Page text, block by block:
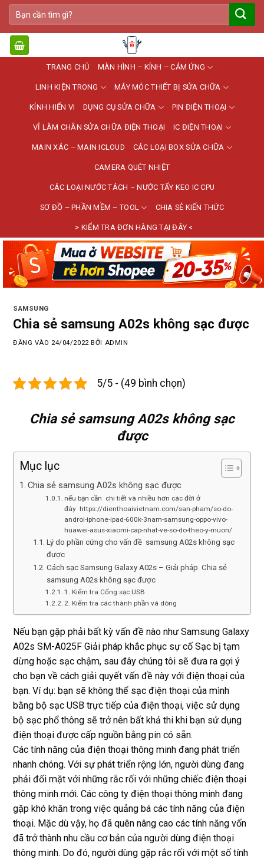
Bỏ
qua
nội
dung
Tìm
kiếm:
TRANG CHỦ MÀN HÌNH – KÍNH – CẢM ỨNG
LINH KIỆN TRONG MÁY MÓC THIẾT BỊ SỬA CHỮA
KÍNH HIỂN VI DỤNG CỤ SỬA CHỮA PIN ĐIỆN THOẠI
VỈ LÀM CHÂN SỬA CHỮA ĐIỆN THOẠI IC ĐIỆN THOẠI
MAIN XÁC – MAIN ICLOUD CÁC LOẠI BOX SỬA CHỮA
CAMERA QUÉT NHIỆT
CÁC LOẠI NƯỚC TÁCH – NƯỚC TẨY KEO IC CPU
SƠ ĐỒ – PHẦN MỀM – TOOL CHIA SẺ KIẾN THỨC
> KIỂM TRA ĐƠN HÀNG TẠI ĐÂY <
SAMSUNG
Chia sẻ samsung A02s không sạc được
ĐĂNG VÀO 24/04/2022 BỞI ADMIN
5/5 - (49 bình chọn)
Chia sẻ samsung A02s không sạc
được
Mục lục
Chia sẻ samsung A02s không sạc được
nếu bạn cần chi tiết và nhiều hơn các đời ở
đây https://dienthoaivietnam.com/san-pham/so-do-
androi-iphone-ipad-600k-3nam-samsung-oppo-vivo-
huawei-asus-xiaomi-cap-nhat-ve-so-do-theo-y-muon/
Lý do phần cứng cho vấn đề samsung A02s không sạc
được
Cách sạc Samsung Galaxy A02s – Giải pháp Chia sẻ
samsung A02s không sạc được
1. Kiểm tra Cổng sạc USB
2. Kiểm tra các thành phần và dòng
Nếu bạn gặp phải bất kỳ vấn đề nào như Samsung Galaxy
A02s SM-A025F Giải pháp khắc phục sự cố Sạc bị tạm
dừng hoặc sạc chậm, sau đây chúng tôi sẽ đưa ra gợi ý
cho bạn về cách giải quyết vấn đề này với điện thoại của
bạn. Ví dụ: bạn sẽ không thể sạc điện thoại của mình
bằng bộ sạc USB trực tiếp của điện thoại, việc sử dụng
bộ sạc phổ thông sẽ trở nên bất khả thi khi bạn sử dụng
điện thoại được cấp nguồn bằng pin có sẵn.
Các tính năng của điện thoại thông minh đang phát triển
nhanh chóng. Với sự phát triển rộng lớn, người dùng đang
phải đối mặt với những rắc rối với những chiếc điện thoại
thông minh mới. Các công ty điện thoại thông minh đang
gặp khó khăn trong việc quảng bá các tính năng của điện
thoại. Mặc dù vậy, họ đã quên nâng cao các tính năng vốn
đã trở thành nhu cầu cơ bản của người dùng điện thoại
thông minh. Do đó, người dùng gặp rắc rối với một số tính